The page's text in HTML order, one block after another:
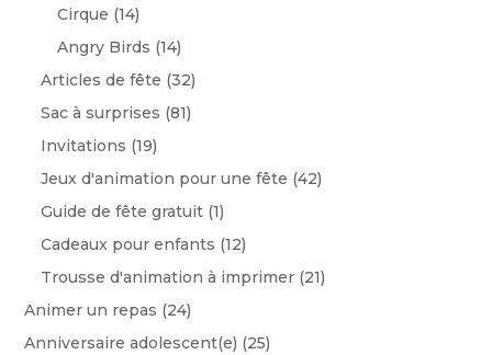
Cirque (14)
Angry Birds (14)
Articles de fête (32)
Sac à surprises (81)
Invitations (19)
Jeux d'animation pour une fête (42)
Guide de fête gratuit (1)
Cadeaux pour enfants (12)
Trousse d'animation à imprimer (21)
Animer un repas (24)
Anniversaire adolescent(e) (25)